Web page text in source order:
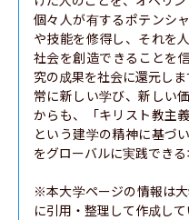
個々人が有するポテンシ
や技能を修得し、それを
社会を創造できることを
究の成果を社会に還元しま
常に新しい学び、新しい
からも、「キリスト教主
という建学の精神に基づ
をグローバルに実践できる
※本大学ページの情報は
に引用・整理して作成して